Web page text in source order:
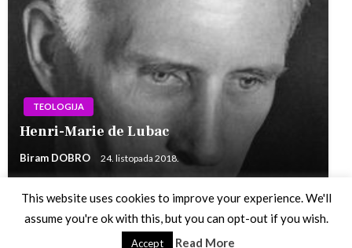
TEOLOGIJA
Henri-Marie de Lubac
Biram DOBRO 24. listopada 2018.
Theme by Silk Themes
This website uses cookies to improve your experience. We'll
assume you're ok with this, but you can opt-out if you wish.
Accept Read More